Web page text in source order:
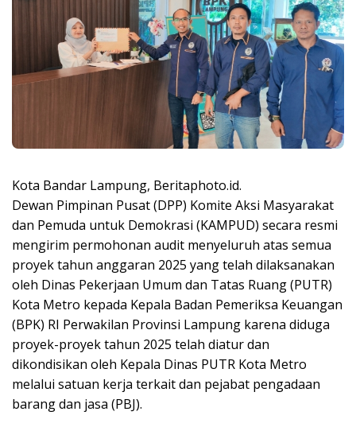
Kota Bandar Lampung, Beritaphoto.id.
Dewan Pimpinan Pusat (DPP) Komite Aksi Masyarakat
dan Pemuda untuk Demokrasi (KAMPUD) secara resmi
mengirim permohonan audit menyeluruh atas semua
proyek tahun anggaran 2025 yang telah dilaksanakan
oleh Dinas Pekerjaan Umum dan Tatas Ruang (PUTR)
Kota Metro kepada Kepala Badan Pemeriksa Keuangan
(BPK) RI Perwakilan Provinsi Lampung karena diduga
proyek-proyek tahun 2025 telah diatur dan
dikondisikan oleh Kepala Dinas PUTR Kota Metro
melalui satuan kerja terkait dan pejabat pengadaan
barang dan jasa (PBJ).